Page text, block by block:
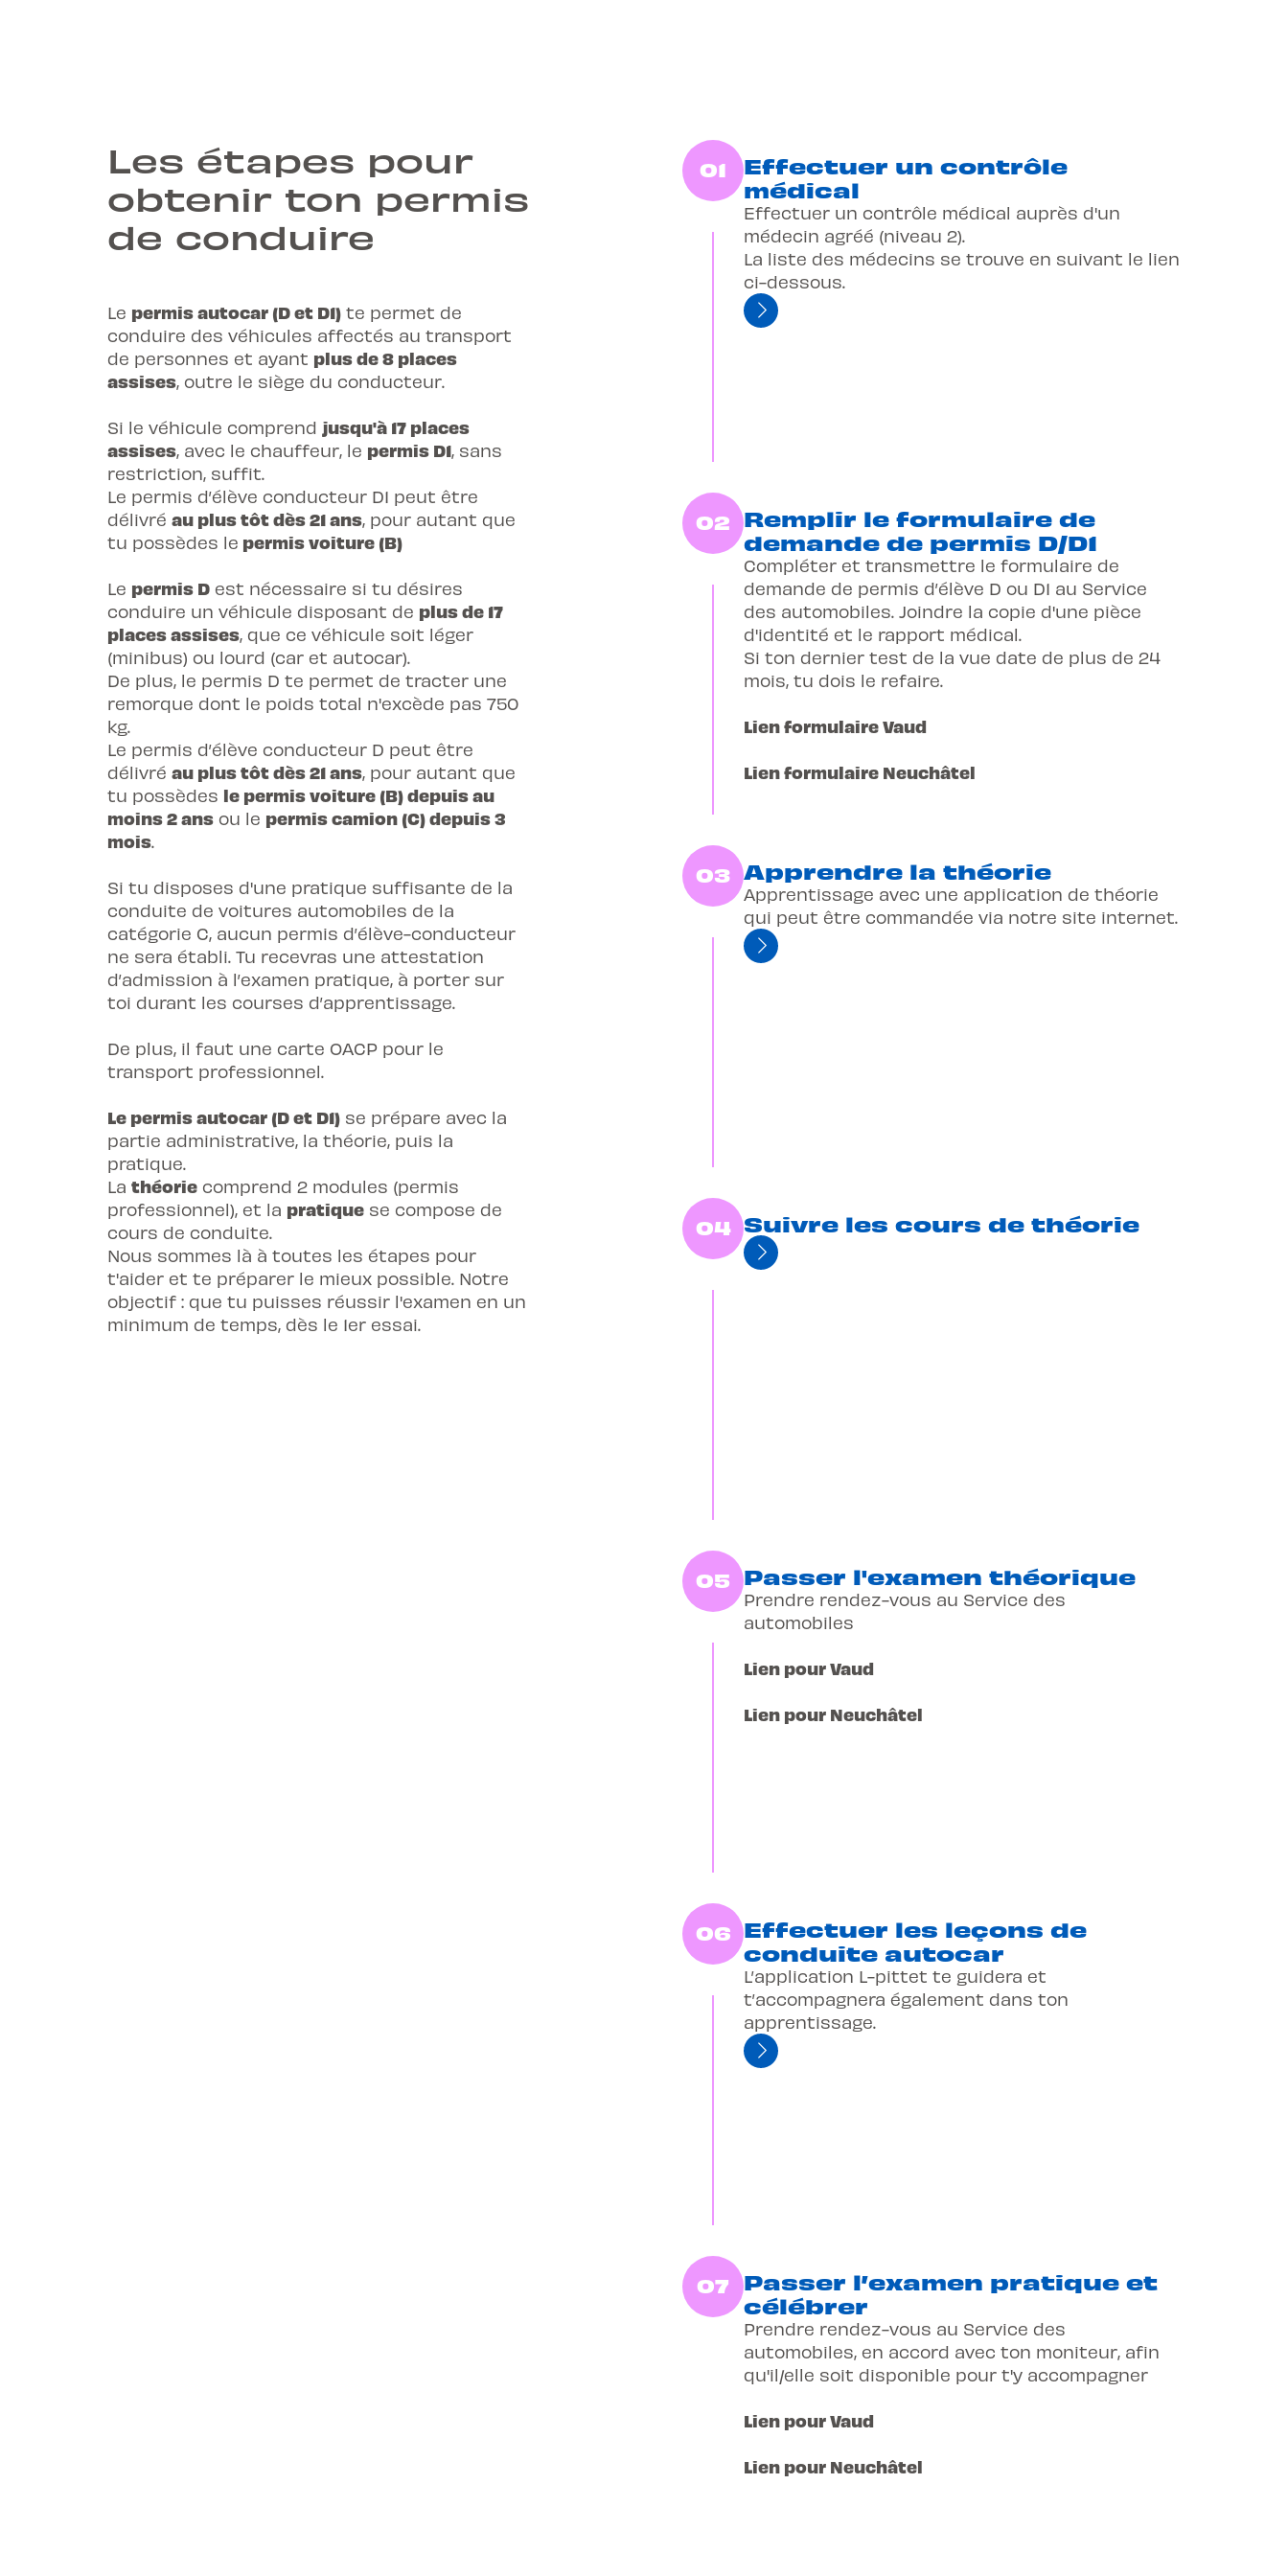
Les étapes pour
obtenir ton permis
de conduire
Le permis autocar (D et D1) te permet de
conduire des véhicules affectés au transport
de personnes et ayant plus de 8 places
assises, outre le siège du conducteur.
Si le véhicule comprend jusqu'à 17 places
assises, avec le chauffeur, le permis D1, sans
restriction, suffit.
Le permis d’élève conducteur D1 peut être
délivré au plus tôt dès 21 ans, pour autant que
tu possèdes le permis voiture (B)
Le permis D est nécessaire si tu désires
conduire un véhicule disposant de plus de 17
places assises, que ce véhicule soit léger
(minibus) ou lourd (car et autocar).
De plus, le permis D te permet de tracter une
remorque dont le poids total n'excède pas 750
kg.
Le permis d’élève conducteur D peut être
délivré au plus tôt dès 21 ans, pour autant que
tu possèdes le permis voiture (B) depuis au
moins 2 ans ou le permis camion (C) depuis 3
mois.
Si tu disposes d'une pratique suffisante de la
conduite de voitures automobiles de la
catégorie C, aucun permis d’élève-conducteur
ne sera établi. Tu recevras une attestation
d’admission à l’examen pratique, à porter sur
toi durant les courses d’apprentissage.
De plus, il faut une carte OACP pour le
transport professionnel.
Le permis autocar (D et D1) se prépare avec la
partie administrative, la théorie, puis la
pratique.
La théorie comprend 2 modules (permis
professionnel), et la pratique se compose de
cours de conduite.
Nous sommes là à toutes les étapes pour
t'aider et te préparer le mieux possible. Notre
objectif : que tu puisses réussir l'examen en un
minimum de temps, dès le 1er essai.
01
Effectuer un contrôle
médical
Effectuer un contrôle médical auprès d'un
médecin agréé (niveau 2).
La liste des médecins se trouve en suivant le lien
ci-dessous.
02
Remplir le formulaire de
demande de permis D/D1
Compléter et transmettre le formulaire de
demande de permis d’élève D ou D1 au Service
des automobiles. Joindre la copie d'une pièce
d'identité et le rapport médical.
Si ton dernier test de la vue date de plus de 24
mois, tu dois le refaire.
Lien formulaire Vaud
Lien formulaire Neuchâtel
03 Apprendre la théorie
Apprentissage avec une application de théorie
qui peut être commandée via notre site internet.
04 Suivre les cours de théorie
05 Passer l'examen théorique
Prendre rendez-vous au Service des
automobiles
Lien pour Vaud
Lien pour Neuchâtel
06 Effectuer les leçons de
conduite autocar
L’application L-pittet te guidera et
t’accompagnera également dans ton
apprentissage.
07
Passer l’examen pratique et
célébrer
Prendre rendez-vous au Service des
automobiles, en accord avec ton moniteur, afin
qu'il/elle soit disponible pour t'y accompagner
Lien pour Vaud
Lien pour Neuchâtel